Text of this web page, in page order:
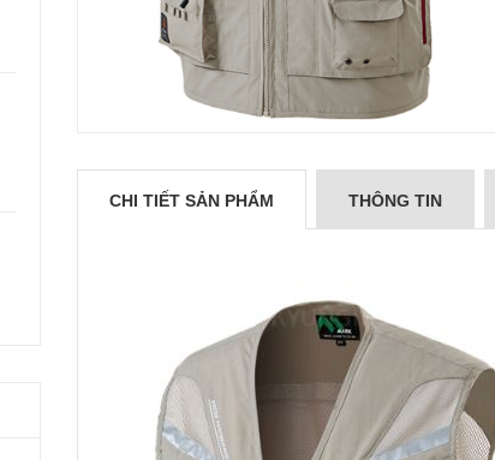
CHI TIẾT SẢN PHẨM THÔNG TIN